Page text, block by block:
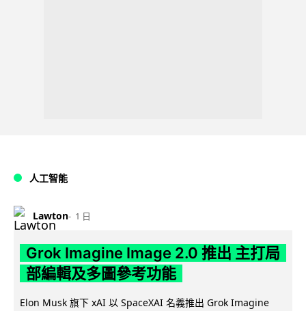
人工智能
Lawton 1 日
Grok Imagine Image 2.0 推出 主打局
部編輯及多圖參考功能
Elon Musk 旗下 xAI 以 SpaceXAI 名義推出 Grok Imagine